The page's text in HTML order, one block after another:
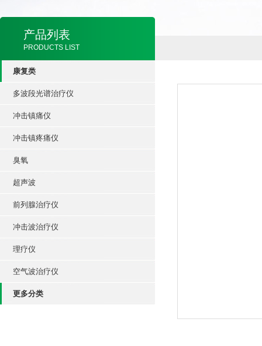
产品列表
PRODUCTS LIST
康复类
多波段光谱治疗仪
冲击镇痛仪
冲击镇疼痛仪
臭氧
超声波
前列腺治疗仪
冲击波治疗仪
理疗仪
空气波治疗仪
更多分类